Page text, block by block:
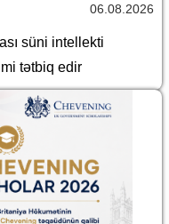
06.08.2026
süni intellekti
tətbiq edir